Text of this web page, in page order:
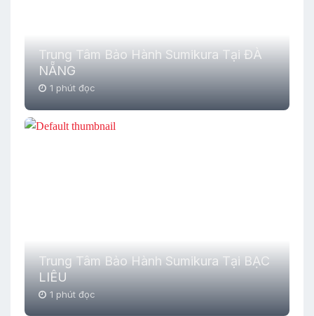
Trung Tâm Bảo Hành Sumikura Tại ĐÀ
NẴNG
1 phút đọc
Trung Tâm Bảo Hành Sumikura Tại BẠC
LIÊU
1 phút đọc